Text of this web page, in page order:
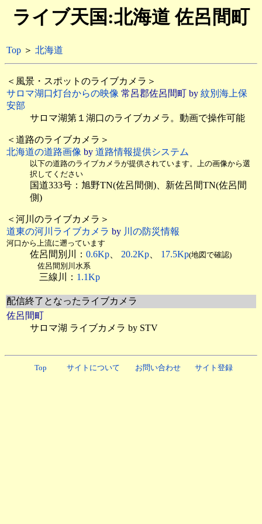
ライブ天国:北海道 佐呂間町
Top ＞ 北海道
＜風景・スポットのライブカメラ＞
サロマ湖口灯台からの映像 常呂郡佐呂間町 by 紋別海上保
安部
サロマ湖第１湖口のライブカメラ。動画で操作可能
＜道路のライブカメラ＞
北海道の道路画像 by 道路情報提供システム
以下の道路のライブカメラが提供されています。上の画像から選
択してください
国道333号：旭野TN(佐呂間側)、新佐呂間TN(佐呂間
側)
＜河川のライブカメラ＞
道東の河川ライブカメラ by 川の防災情報
河口から上流に遡っています
佐呂間別川： 0.6Kp、 20.2Kp、 17.5Kp(地図で確認)
佐呂間別川水系
三線川： 1.1Kp
配信終了となったライブカメラ
佐呂間町
サロマ湖 ライブカメラ by STV
Top サイトについて お問い合わせ サイト登録